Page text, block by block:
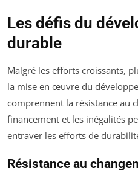
Les défis du
durable
Malgré les efforts croissants,
la mise en œuvre du
comprennent la résistance au
financement et les inégalités
entraver les efforts de
Résistance au